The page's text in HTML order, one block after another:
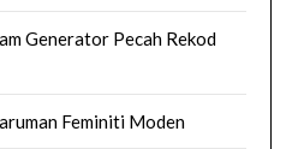
Generator Pecah Rekod
Feminiti Moden